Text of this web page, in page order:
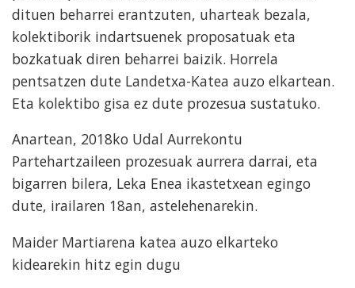
dituen beharrei erantzuten, uharteak bezala,
kolektiborik indartsuenek proposatuak eta
bozkatuak diren beharrei baizik. Horrela
pentsatzen dute Landetxa-Katea auzo elkartean.
Eta kolektibo gisa ez dute prozesua sustatuko.
Anartean, 2018ko Udal Aurrekontu
Partehartzaileen prozesuak aurrera darrai, eta
bigarren bilera, Leka Enea ikastetxean egingo
dute, irailaren 18an, astelehenarekin.
Maider Martiarena katea auzo elkarteko
kidearekin hitz egin dugu